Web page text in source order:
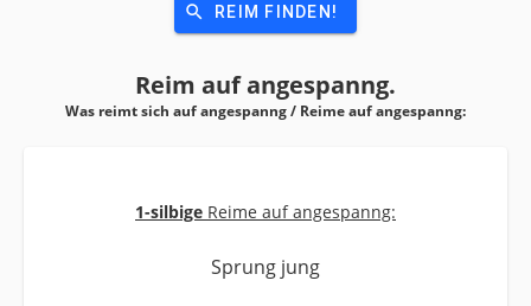
search REIM FINDEN!
Reim aufangespanng.
Was reimt sich auf angespanng / Reime aufangespanng:
1-silbige Reime auf angespanng:
Sprung jung